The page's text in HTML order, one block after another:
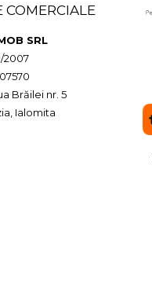
COMERCIALE
SRL
2007
Brăilei nr. 5
Ialomita